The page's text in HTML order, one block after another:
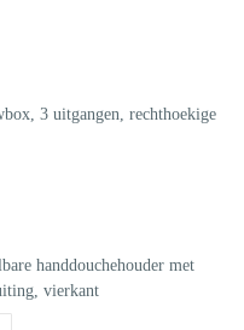
3 uitgangen, rechthoekige
handdouchehouder met
vierkant